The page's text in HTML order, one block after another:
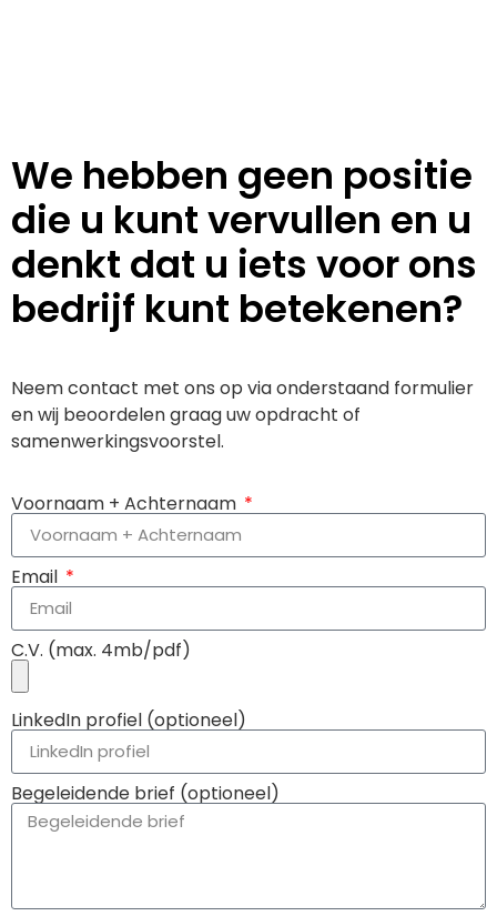
We hebben geen positie
die u kunt vervullen en u
denkt dat u iets voor ons
bedrijf kunt betekenen?
Neem contact met ons op via onderstaand formulier
en wij beoordelen graag uw opdracht of
samenwerkingsvoorstel.
Voornaam + Achternaam
Email
C.V. (max. 4mb/pdf)
LinkedIn profiel (optioneel)
Begeleidende brief (optioneel)